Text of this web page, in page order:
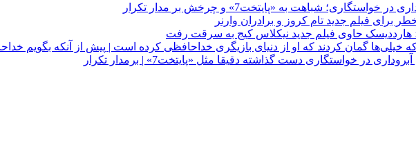
شباهت به «پایتخت7» و چرخش بر مدار تکرار
گمان کردند که او از دنیای بازیگری خداحافظی کرده است | پیش از آنکه بگویم
در خواستگاری دست گذاشته دقیقا مثل «پایتخت7» | برمدار تکرار